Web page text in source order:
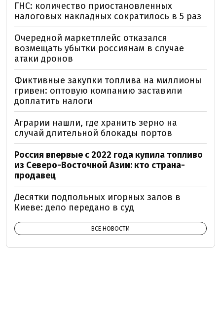
ГНС: количество приостановленных
налоговых накладных сократилось в 5 раз
Очередной маркетплейс отказался
возмещать убытки россиянам в случае
атаки дронов
Фиктивные закупки топлива на миллионы
гривен: оптовую компанию заставили
доплатить налоги
Аграрии нашли, где хранить зерно на
случай длительной блокады портов
Россия впервые с 2022 года купила топливо
из Северо-Восточной Азии: кто страна-
продавец
Десятки подпольных игорных залов в
Киеве: дело передано в суд
ВСЕ НОВОСТИ